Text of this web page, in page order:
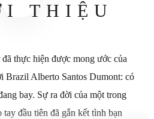
THIỆU
thực hiện được mong ước của
Brazil Alberto Santos Dumont: có
bay. Sự ra đời của một trong
đầu tiên đã gắn kết tình bạn